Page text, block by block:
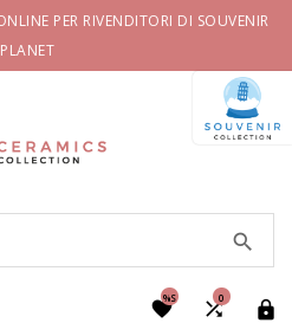
PER RIVENDITORI DI SOUVENIR
PLANET



0

%S